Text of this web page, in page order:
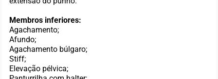
Membros inferiores:
Agachamento;
Afundo;
Agachamento búlgaro;
Stiff;
Elevação pélvica;